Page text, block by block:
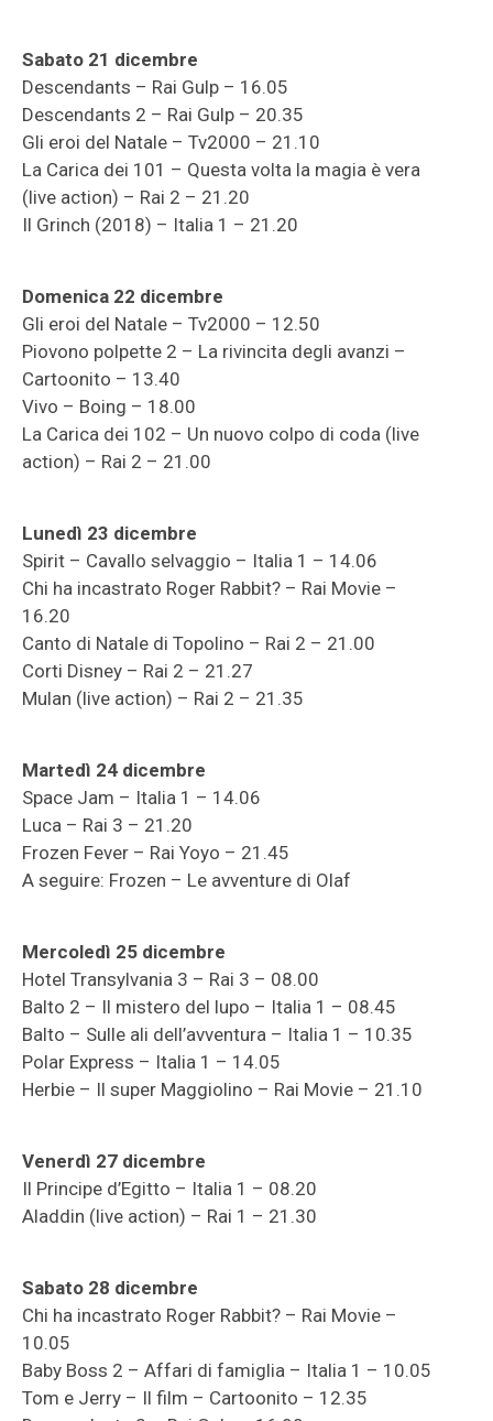
Sabato 21 dicembre
Descendants – Rai Gulp – 16.05
Descendants 2 – Rai Gulp – 20.35
Gli eroi del Natale – Tv2000 – 21.10
La Carica dei 101 – Questa volta la magia è vera
(live action) – Rai 2 – 21.20
Il Grinch (2018) – Italia 1 – 21.20
Domenica 22 dicembre
Gli eroi del Natale – Tv2000 – 12.50
Piovono polpette 2 – La rivincita degli avanzi –
Cartoonito – 13.40
Vivo – Boing – 18.00
La Carica dei 102 – Un nuovo colpo di coda (live
action) – Rai 2 – 21.00
Lunedì 23 dicembre
Spirit – Cavallo selvaggio – Italia 1 – 14.06
Chi ha incastrato Roger Rabbit? – Rai Movie –
16.20
Canto di Natale di Topolino – Rai 2 – 21.00
Corti Disney – Rai 2 – 21.27
Mulan (live action) – Rai 2 – 21.35
Martedì 24 dicembre
Space Jam – Italia 1 – 14.06
Luca – Rai 3 – 21.20
Frozen Fever – Rai Yoyo – 21.45
A seguire: Frozen – Le avventure di Olaf
Mercoledì 25 dicembre
Hotel Transylvania 3 – Rai 3 – 08.00
Balto 2 – Il mistero del lupo – Italia 1 – 08.45
Balto – Sulle ali dell’avventura – Italia 1 – 10.35
Polar Express – Italia 1 – 14.05
Herbie – Il super Maggiolino – Rai Movie – 21.10
Venerdì 27 dicembre
Il Principe d’Egitto – Italia 1 – 08.20
Aladdin (live action) – Rai 1 – 21.30
Sabato 28 dicembre
Chi ha incastrato Roger Rabbit? – Rai Movie –
10.05
Baby Boss 2 – Affari di famiglia – Italia 1 – 10.05
Tom e Jerry – Il film – Cartoonito – 12.35